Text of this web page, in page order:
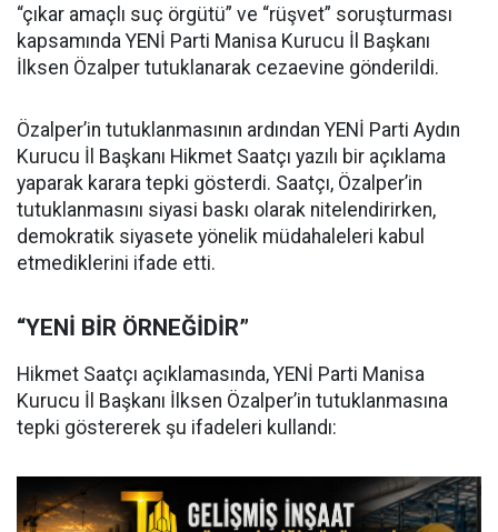
“çıkar amaçlı suç örgütü” ve “rüşvet” soruşturması
kapsamında YENİ Parti Manisa Kurucu İl Başkanı
İlksen Özalper tutuklanarak cezaevine gönderildi.
Özalper’in tutuklanmasının ardından YENİ Parti Aydın
Kurucu İl Başkanı Hikmet Saatçı yazılı bir açıklama
yaparak karara tepki gösterdi. Saatçı, Özalper’in
tutuklanmasını siyasi baskı olarak nitelendirirken,
demokratik siyasete yönelik müdahaleleri kabul
etmediklerini ifade etti.
“YENİ BİR ÖRNEĞİDİR”
Hikmet Saatçı açıklamasında, YENİ Parti Manisa
Kurucu İl Başkanı İlksen Özalper’in tutuklanmasına
tepki göstererek şu ifadeleri kullandı: